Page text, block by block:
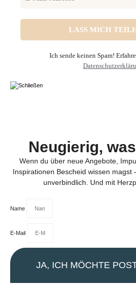
Ich sende keinen Spam!
Neugierig,
Wenn du über neue Angebote,
Inspirationen Bescheid wissen magst
unverbindlich. Und mit
Name
E-Mail
JA, ICH MÖCHTE